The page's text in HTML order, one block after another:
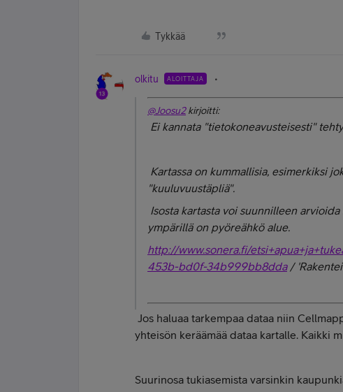
Tykkää
olkitu ALOITTAJA
@Joosu2kirjoitti:
Ei kannata "tietokoneavusteisesti"
Kartassa on kummallisia, esimerkiksi
"kuuluvuustäpliä".
Isosta kartasta voi suunnilleen
ympärillä on pyöreähkö alue.
http://www.sonera.fi/
453b-bd0f-34b999bb8dda/
Jos haluaa tarkempaa dataa niin
yhteisön keräämää dataa kartalle. Kaikki
Suurinosa tukiasemista varsinkin